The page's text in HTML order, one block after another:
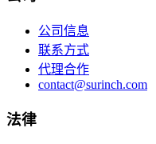
公司信息
联系方式
代理合作
contact@surinch.com
法律